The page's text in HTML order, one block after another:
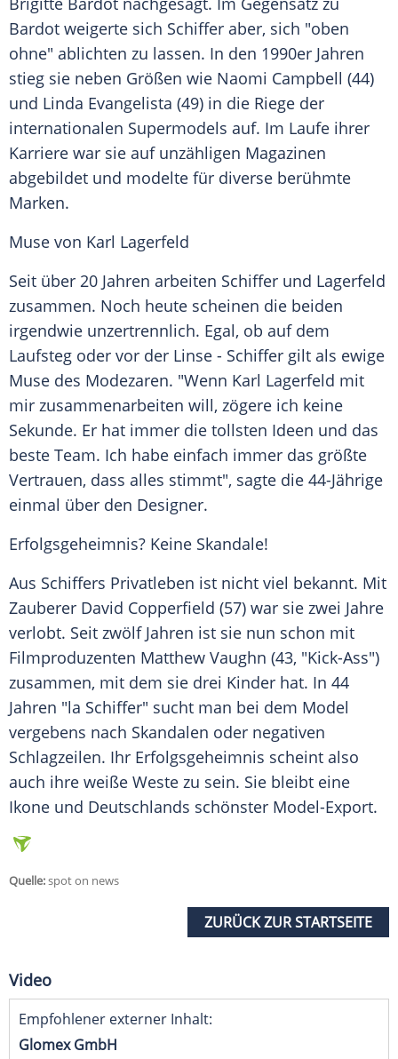
Bardot weigerte sich Schiffer aber, sich "oben
ohne" ablichten zu lassen. In den 1990er Jahren
stieg sie neben Größen wie Naomi Campbell (44)
und Linda Evangelista (49) in die Riege der
internationalen Supermodels auf. Im Laufe ihrer
Karriere war sie auf unzähligen Magazinen
abgebildet und modelte für diverse berühmte
Marken.
Muse von Karl Lagerfeld
Seit über 20 Jahren arbeiten Schiffer und Lagerfeld
zusammen. Noch heute scheinen die beiden
irgendwie unzertrennlich. Egal, ob auf dem
Laufsteg oder vor der Linse - Schiffer gilt als ewige
Muse des Modezaren. "Wenn Karl Lagerfeld mit
mir zusammenarbeiten will, zögere ich keine
Sekunde. Er hat immer die tollsten Ideen und das
beste Team. Ich habe einfach immer das größte
Vertrauen, dass alles stimmt", sagte die 44-Jährige
einmal über den Designer.
Erfolgsgeheimnis? Keine Skandale!
Aus Schiffers Privatleben ist nicht viel bekannt. Mit
Zauberer David Copperfield (57) war sie zwei Jahre
verlobt. Seit zwölf Jahren ist sie nun schon mit
Filmproduzenten Matthew Vaughn (43, "Kick-Ass")
zusammen, mit dem sie drei Kinder hat. In 44
Jahren "la Schiffer" sucht man bei dem Model
vergebens nach Skandalen oder negativen
Schlagzeilen. Ihr Erfolgsgeheimnis scheint also
auch ihre weiße Weste zu sein. Sie bleibt eine
Ikone und Deutschlands schönster Model-Export.
Quelle:spot on news
ZURÜCK ZUR STARTSEITE
Video
Empfohlener externer Inhalt:
Glomex GmbH